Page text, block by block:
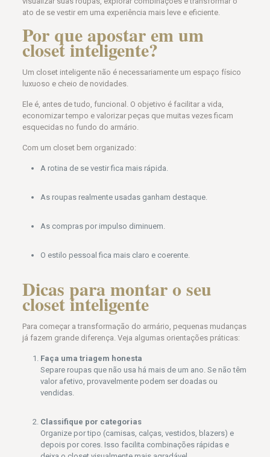
ato de se vestir em uma experiência mais leve e eficiente.
Por que apostar em um
closet inteligente?
Um closet inteligente não é necessariamente um espaço físico
luxuoso e cheio de novidades.
Ele é, antes de tudo, funcional. O objetivo é facilitar a vida,
economizar tempo e valorizar peças que muitas vezes ficam
esquecidas no fundo do armário.
Com um closet bem organizado:
A rotina de se vestir fica mais rápida.
As roupas realmente usadas ganham destaque.
As compras por impulso diminuem.
O estilo pessoal fica mais claro e coerente.
Dicas para montar o seu
closet inteligente
Para começar a transformação do armário, pequenas mudanças
já fazem grande diferença. Veja algumas orientações práticas:
Faça uma triagem honesta
Separe roupas que não usa há mais de um ano. Se não têm
valor afetivo, provavelmente podem ser doadas ou
vendidas.
Classifique por categorias
Organize por tipo (camisas, calças, vestidos, blazers) e
depois por cores. Isso facilita combinações rápidas e